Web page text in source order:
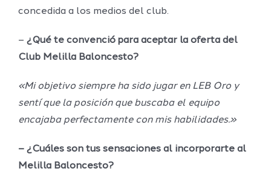
concedida a los medios del club.
– ¿Qué te convenció para aceptar la oferta del
Club Melilla Baloncesto?
«Mi objetivo siempre ha sido jugar en LEB Oro y
sentí que la posición que buscaba el equipo
encajaba perfectamente con mis habilidades.»
– ¿Cuáles son tus sensaciones al incorporarte al
Melilla Baloncesto?